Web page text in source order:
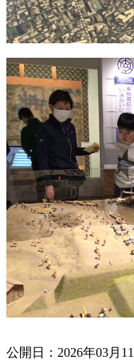
公開日：2026年03月